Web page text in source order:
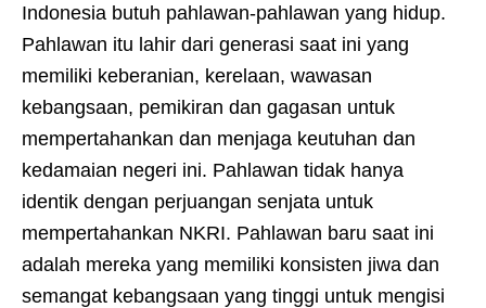
Indonesia butuh pahlawan-pahlawan yang hidup.
Pahlawan itu lahir dari generasi saat ini yang
memiliki keberanian, kerelaan, wawasan
kebangsaan, pemikiran dan gagasan untuk
mempertahankan dan menjaga keutuhan dan
kedamaian negeri ini. Pahlawan tidak hanya
identik dengan perjuangan senjata untuk
mempertahankan NKRI. Pahlawan baru saat ini
adalah mereka yang memiliki konsisten jiwa dan
semangat kebangsaan yang tinggi untuk mengisi